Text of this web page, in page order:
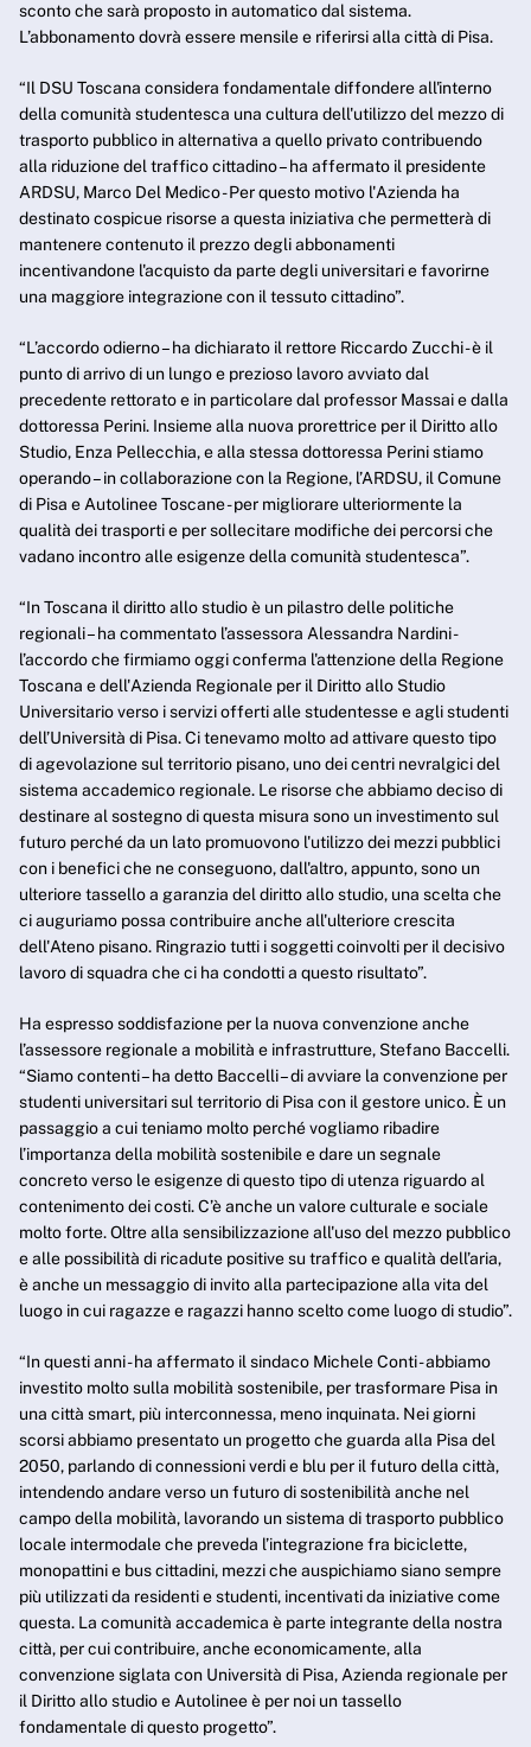
sconto che sarà proposto in automatico dal sistema.
L’abbonamento dovrà essere mensile e riferirsi alla città di Pisa.
“Il DSU Toscana considera fondamentale diffondere all'interno
della comunità studentesca una cultura dell'utilizzo del mezzo di
trasporto pubblico in alternativa a quello privato contribuendo
alla riduzione del traffico cittadino – ha affermato il presidente
ARDSU, Marco Del Medico - Per questo motivo l'Azienda ha
destinato cospicue risorse a questa iniziativa che permetterà di
mantenere contenuto il prezzo degli abbonamenti
incentivandone l'acquisto da parte degli universitari e favorirne
una maggiore integrazione con il tessuto cittadino”.
“L’accordo odierno – ha dichiarato il rettore Riccardo Zucchi - è il
punto di arrivo di un lungo e prezioso lavoro avviato dal
precedente rettorato e in particolare dal professor Massai e dalla
dottoressa Perini. Insieme alla nuova prorettrice per il Diritto allo
Studio, Enza Pellecchia, e alla stessa dottoressa Perini stiamo
operando – in collaborazione con la Regione, l’ARDSU, il Comune
di Pisa e Autolinee Toscane - per migliorare ulteriormente la
qualità dei trasporti e per sollecitare modifiche dei percorsi che
vadano incontro alle esigenze della comunità studentesca”.
“In Toscana il diritto allo studio è un pilastro delle politiche
regionali – ha commentato l’assessora Alessandra Nardini -
l’accordo che firmiamo oggi conferma l'attenzione della Regione
Toscana e dell'Azienda Regionale per il Diritto allo Studio
Universitario verso i servizi offerti alle studentesse e agli studenti
dell’Università di Pisa. Ci tenevamo molto ad attivare questo tipo
di agevolazione sul territorio pisano, uno dei centri nevralgici del
sistema accademico regionale. Le risorse che abbiamo deciso di
destinare al sostegno di questa misura sono un investimento sul
futuro perché da un lato promuovono l'utilizzo dei mezzi pubblici
con i benefici che ne conseguono, dall'altro, appunto, sono un
ulteriore tassello a garanzia del diritto allo studio, una scelta che
ci auguriamo possa contribuire anche all'ulteriore crescita
dell'Ateno pisano. Ringrazio tutti i soggetti coinvolti per il decisivo
lavoro di squadra che ci ha condotti a questo risultato”.
Ha espresso soddisfazione per la nuova convenzione anche
l’assessore regionale a mobilità e infrastrutture, Stefano Baccelli.
“Siamo contenti – ha detto Baccelli – di avviare la convenzione per
studenti universitari sul territorio di Pisa con il gestore unico. È un
passaggio a cui teniamo molto perché vogliamo ribadire
l’importanza della mobilità sostenibile e dare un segnale
concreto verso le esigenze di questo tipo di utenza riguardo al
contenimento dei costi. C’è anche un valore culturale e sociale
molto forte. Oltre alla sensibilizzazione all'uso del mezzo pubblico
e alle possibilità di ricadute positive su traffico e qualità dell’aria,
è anche un messaggio di invito alla partecipazione alla vita del
luogo in cui ragazze e ragazzi hanno scelto come luogo di studio”.
“In questi anni - ha affermato il sindaco Michele Conti - abbiamo
investito molto sulla mobilità sostenibile, per trasformare Pisa in
una città smart, più interconnessa, meno inquinata. Nei giorni
scorsi abbiamo presentato un progetto che guarda alla Pisa del
2050, parlando di connessioni verdi e blu per il futuro della città,
intendendo andare verso un futuro di sostenibilità anche nel
campo della mobilità, lavorando un sistema di trasporto pubblico
locale intermodale che preveda l’integrazione fra biciclette,
monopattini e bus cittadini, mezzi che auspichiamo siano sempre
più utilizzati da residenti e studenti, incentivati da iniziative come
questa. La comunità accademica è parte integrante della nostra
città, per cui contribuire, anche economicamente, alla
convenzione siglata con Università di Pisa, Azienda regionale per
il Diritto allo studio e Autolinee è per noi un tassello
fondamentale di questo progetto”.